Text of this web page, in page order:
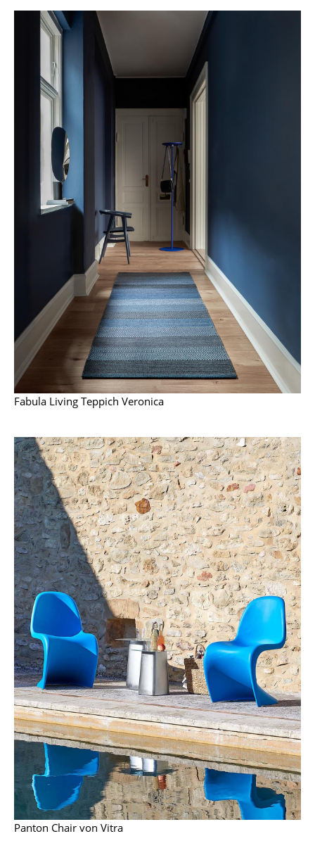
Licht
Hängeleuchten & Deckenleuchten
Tischleuchten
Schreibtischleuchten
Stehleuchten & Leseleuchten
Bodenleuchten
Wandleuchten
Outdoor-Leuchten
Akkuleuchten
... alle Leuchten
Betten
Doppelbetten
Einzelbetten
Stapelbetten
Kinderbetten
Nachttische & Bettzubehör
... alle Betten
Accessoires
Uhren
Spiegel
Figuren & Miniaturen
Vasen
Tabletts
Büroutensilien
Aufbewahrungsboxen
Decken
Kissen
Teppiche
Vorhänge
Fabula Living Teppich Veronica
Panton Chair von Vitra